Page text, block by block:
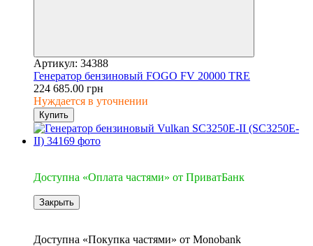
Артикул: 34388
Генератор бензиновый FOGO FV 20000 TRE
224 685.00 грн
Нуждается в уточнении
Купить
Доступна «Оплата частями» от ПриватБанк
Закрыть
Доступна «Покупка частями» от Monobank